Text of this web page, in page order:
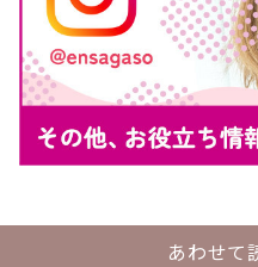
ベビーシッターサービスを
クラス申込みの場合「5」、
られます。
世田谷区の保
世田谷区の人気状況や
あわせて